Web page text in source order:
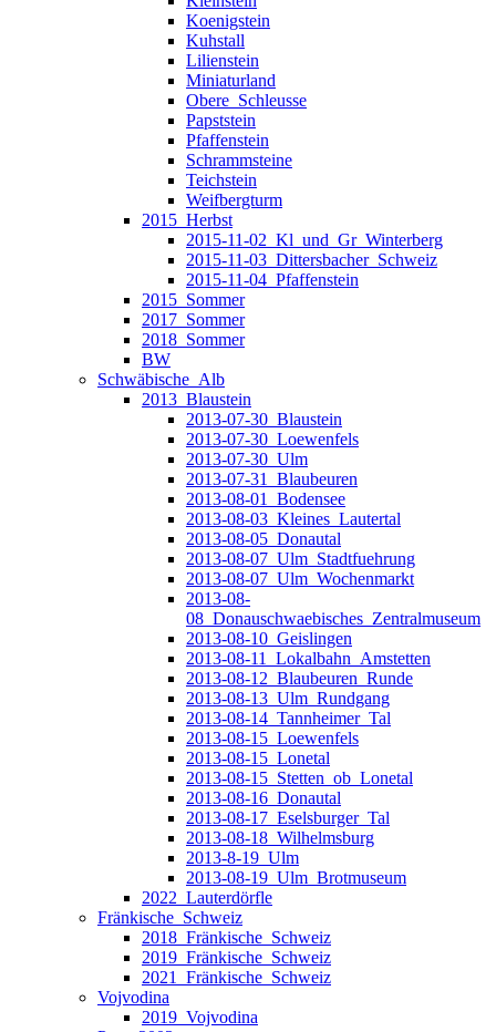
Koenigstein
Kuhstall
Lilienstein
Miniaturland
Obere_Schleusse
Papststein
Pfaffenstein
Schrammsteine
Teichstein
Weifbergturm
2015_Herbst
2015-11-02_Kl_und_Gr_Winterberg
2015-11-03_Dittersbacher_Schweiz
2015-11-04_Pfaffenstein
2015_Sommer
2017_Sommer
2018_Sommer
BW
Schwäbische_Alb
2013_Blaustein
2013-07-30_Blaustein
2013-07-30_Loewenfels
2013-07-30_Ulm
2013-07-31_Blaubeuren
2013-08-01_Bodensee
2013-08-03_Kleines_Lautertal
2013-08-05_Donautal
2013-08-07_Ulm_Stadtfuehrung
2013-08-07_Ulm_Wochenmarkt
2013-08-
08_Donauschwaebisches_Zentralmuseum
2013-08-10_Geislingen
2013-08-11_Lokalbahn_Amstetten
2013-08-12_Blaubeuren_Runde
2013-08-13_Ulm_Rundgang
2013-08-14_Tannheimer_Tal
2013-08-15_Loewenfels
2013-08-15_Lonetal
2013-08-15_Stetten_ob_Lonetal
2013-08-16_Donautal
2013-08-17_Eselsburger_Tal
2013-08-18_Wilhelmsburg
2013-8-19_Ulm
2013-08-19_Ulm_Brotmuseum
2022_Lauterdörfle
Fränkische_Schweiz
2018_Fränkische_Schweiz
2019_Fränkische_Schweiz
2021_Fränkische_Schweiz
Vojvodina
2019_Vojvodina